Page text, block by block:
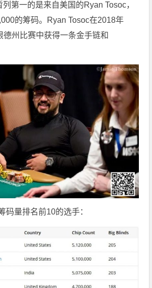
列第一的是来自美国的Ryan Tosoc，
的筹码。Ryan Tosoc在2018年
德州比赛中获得一条金手链和
码量排名前10的选手：